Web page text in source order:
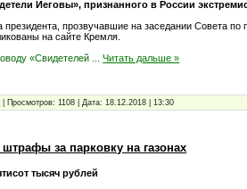
Иеговы», признанного в России
президента, прозвучавшие на заседании Совета по
на сайте Кремля.
«Свидетелей
...Читать дальше »
Просмотров: 1108 |Дата: 18.12.2018 |13:30
за парковку на газонах
тысяч рублей